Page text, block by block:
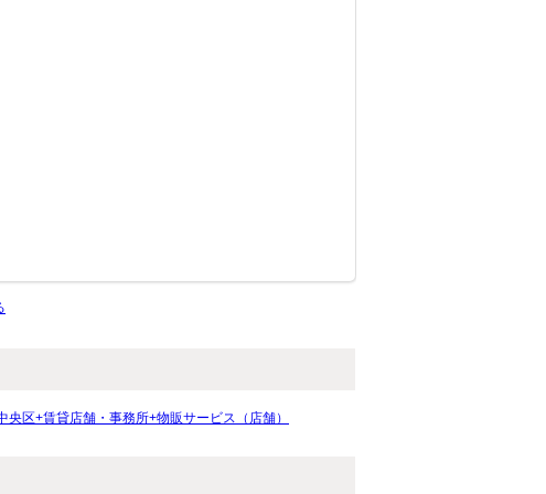
央区+賃貸店舗・事務所+物販サービス（店舗）